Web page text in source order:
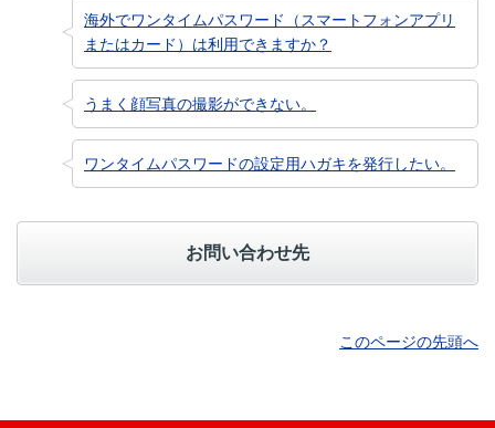
海外でワンタイムパスワード（スマートフォンアプリ
またはカード）は利用できますか？
うまく顔写真の撮影ができない。
ワンタイムパスワードの設定用ハガキを発行したい。
お問い合わせ先
このページの先頭へ